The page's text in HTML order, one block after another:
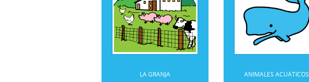
LA GRANJA ANIMALES ACUÁTICOS